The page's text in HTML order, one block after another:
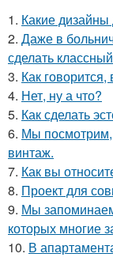
1. Какие
2. Даже в
сделать
3. Как
4. Нет, ну а что?
5. Как сделать
6. Мы посмотрим,
винтаж.
7. Как вы
8. Проект для
9. Мы
которых многие
10. В